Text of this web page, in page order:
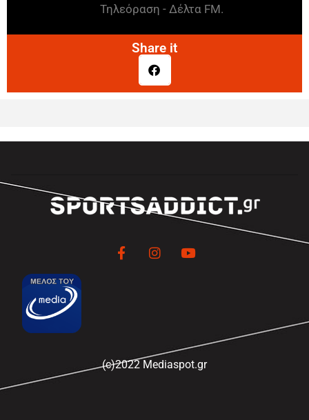
Τηλεόραση - Δέλτα FM.
Share it
(c)2022 Mediaspot.gr